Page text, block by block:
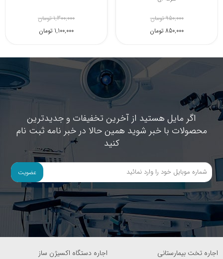
اگر مایل هستید از آخرین تخفیفات و جدیدترین
محصولات با خبر شوید همین حالا در خبر نامه ثبت نام
کنید
عضویت
اجاره تخت بیمارستانی
اجاره دستگاه اکسیژن ساز